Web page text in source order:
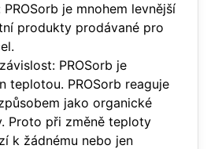
PROSorb je mnohem levnější
produkty prodávané pro
PROSorb je
teplotou. PROSorb reaguje
jako organické
Proto při změně teploty
k žádnému nebo jen